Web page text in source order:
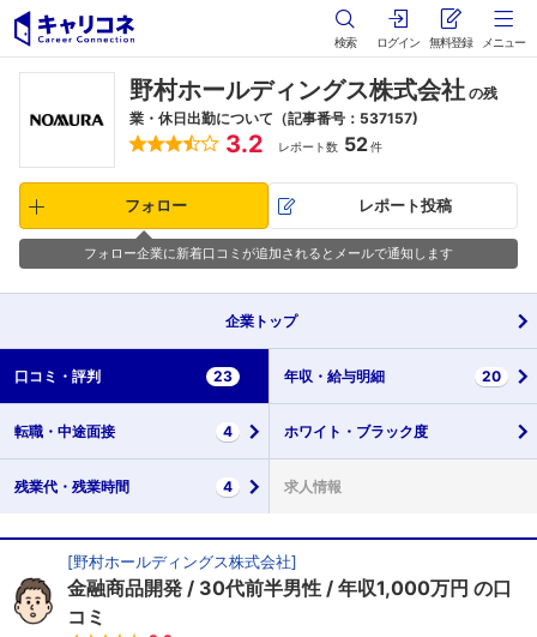
検索 ログイン 無料登録 メニュー
野村ホールディングス株式会社 の残
業・休日出勤について（記事番号：537157)
3.2 レポート数 52件
フォロー レポート投稿
フォロー企業に新着口コミが追加されるとメールで通知します
企業 トップ
口コミ・ 評判 23 年収・ 給与明細 20
転職・ 中途面接 4 ホワイト・ ブラック度
残業代・ 残業時間 4 求人情報
[野村ホールディングス株式会社]
金融商品開発 30代前半男性 年収1,000万円 の口
コミ